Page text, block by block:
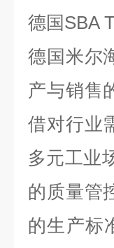
德国SBA
德国米尔
产与销售
借对行业
多元工业
的质量管
的生产标